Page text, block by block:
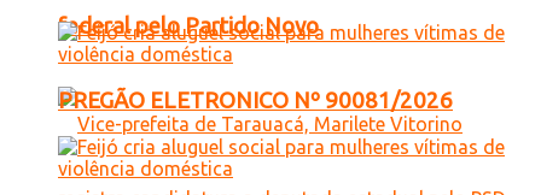
federal pelo Partido Novo
PREGÃO ELETRONICO Nº 90081/2026